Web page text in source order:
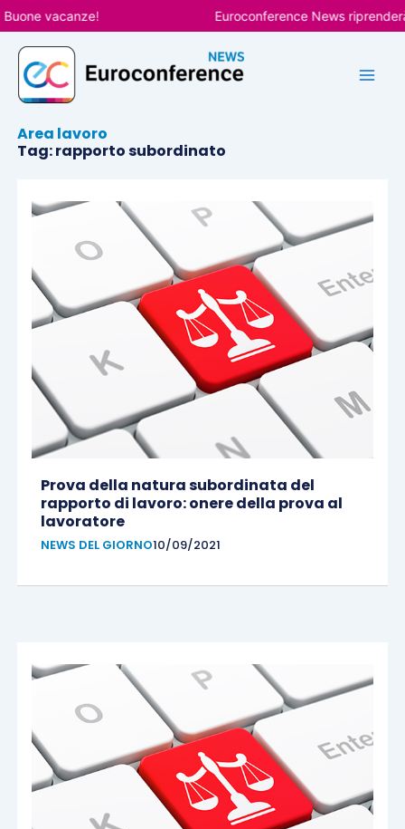
Vai
al
contenuto
vacanze! Euroconference News
Area lavoro
Tag: rapporto subordinato
Prova della natura subordinata del
rapporto di lavoro: onere della prova al
lavoratore
NEWS DEL GIORNO10/09/2021